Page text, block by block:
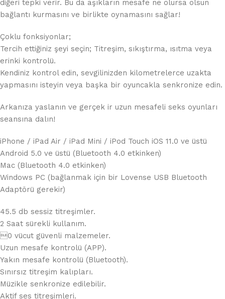
diğeri tepki verir. Bu da aşıkların mesafe ne olursa olsun
bağlantı kurmasını ve birlikte oynamasını sağlar!
Çoklu fonksiyonlar;
Tercih ettiğiniz şeyi seçin; Titreşim, sıkıştırma, ısıtma veya
erinki kontrolü.
Kendiniz kontrol edin, sevgilinizden kilometrelerce uzakta
yapmasını isteyin veya başka bir oyuncakla senkronize edin.
Arkanıza yaslanın ve gerçek ir uzun mesafeli seks oyunları
seansına dalın!
iPhone / iPad Air / iPad Mini / iPod Touch iOS 11.0 ve üstü
Android 5.0 ve üstü (Bluetooth 4.0 etkinken)
Mac (Bluetooth 4.0 etkinken)
Windows PC (bağlanmak için bir Lovense USB Bluetooth
Adaptörü gerekir)
45.5 db sessiz titreşimler.
2 Saat sürekli kullanım.
0 vücut güvenli malzemeler.
Uzun mesafe kontrolü (APP).
Yakın mesafe kontrolü (Bluetooth).
Sınırsız titreşim kalıpları.
Müzikle senkronize edilebilir.
Aktif ses titreşimleri.